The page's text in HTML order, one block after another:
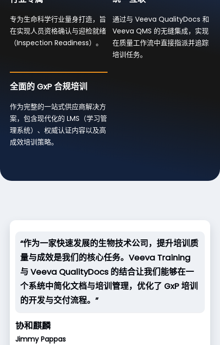
专为生命科学行业量身打造，旨
在实现人员资格确认与迎检就绪
（Inspection Readiness）。
通过与 Veeva QualityDocs 和
Veeva QMS 的无缝集成，实现
在质量工作流中直接指派并追踪
培训任务。
全面的 GxP 合规培训
作为完整的一站式供应商解决方
案，包含现代化的 LMS（学习管
理系统）、权威认证内容以及高
成效培训策略。
“作为一家快速发展的生物技术公司，提升培训质
量与成效是我们的核心任务。Veeva Training
与 Veeva QualityDocs 的结合让我们能够在一
个系统中简化文档与培训管理，优化了 GxP 培训
的开发与交付流程。”
协和麒麟
Jimmy Pappas